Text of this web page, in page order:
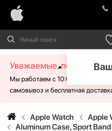
Уважаемые, посетители!
Мы работаем с 10:00 - 21:00 без
самовывоз и бесплатная
Apple Watch
Apple
Aluminum Case, Sport Band